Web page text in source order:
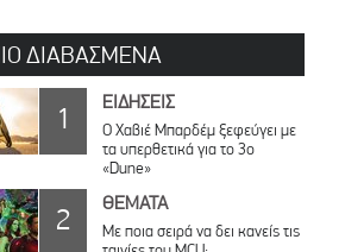
ΔΙΑΒΑΣΜΕΝΑ
1 ΕΙΔΗΣΕΙΣ
O Χαβιέ Μπαρδέμ ξεφεύγει με
τα υπερθετικά για το 3ο
«Dune»
2 ΘΕΜΑΤΑ
Με ποια σειρά να δει κανείς τις